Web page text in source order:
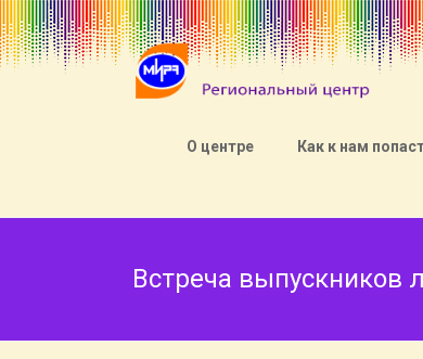
О центре Как к нам
Встреча выпускников